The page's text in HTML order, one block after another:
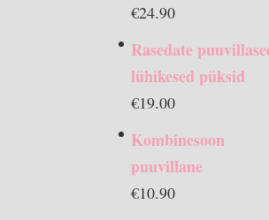
€24.90
Rasedate
lühikesed püksid
€19.00
Kombinesoon
puuvillane
€10.90